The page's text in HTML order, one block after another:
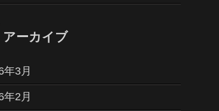
アーカイブ
年3月
年2月